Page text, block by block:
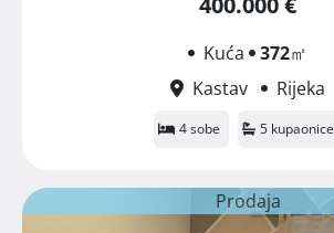
Kuća 372㎡
Kastav
Rijeka
4 sobe 5 kupaonice
Prodaja